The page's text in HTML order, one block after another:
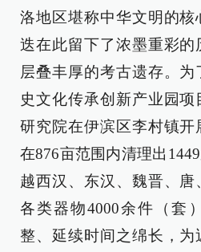
洛地区堪称中华文明的
迭在此留下了浓墨重彩的
层叠丰厚的考古遗存。
史文化传承创新产业园
研究院在伊滨区李村镇开
在876亩范围内清理出
越西汉、东汉、魏晋、唐
各类器物4000余件（套
整、延续时间之绵长，